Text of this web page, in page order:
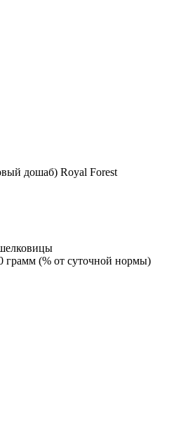
дошаб) Royal Forest
грамм (% от суточной нормы)